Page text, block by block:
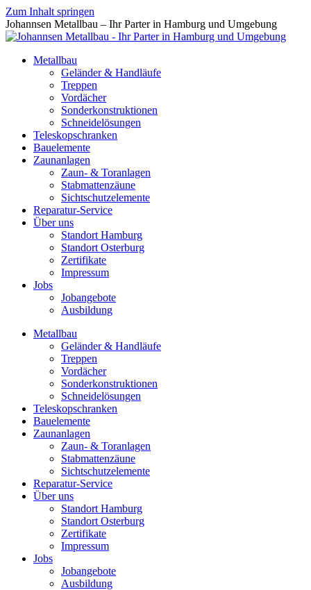
Zum Inhalt springen
Johannsen Metallbau – Ihr Parter in Hamburg und Umgebung
Metallbau
Geländer & Handläufe
Treppen
Vordächer
Sonderkonstruktionen
Schneidelösungen
Teleskopschranken
Bauelemente
Zaunanlagen
Zaun- & Toranlagen
Stabmattenzäune
Sichtschutzelemente
Reparatur-Service
Über uns
Standort Hamburg
Standort Osterburg
Zertifikate
Impressum
Jobs
Jobangebote
Ausbildung
Metallbau
Geländer & Handläufe
Treppen
Vordächer
Sonderkonstruktionen
Schneidelösungen
Teleskopschranken
Bauelemente
Zaunanlagen
Zaun- & Toranlagen
Stabmattenzäune
Sichtschutzelemente
Reparatur-Service
Über uns
Standort Hamburg
Standort Osterburg
Zertifikate
Impressum
Jobs
Jobangebote
Ausbildung